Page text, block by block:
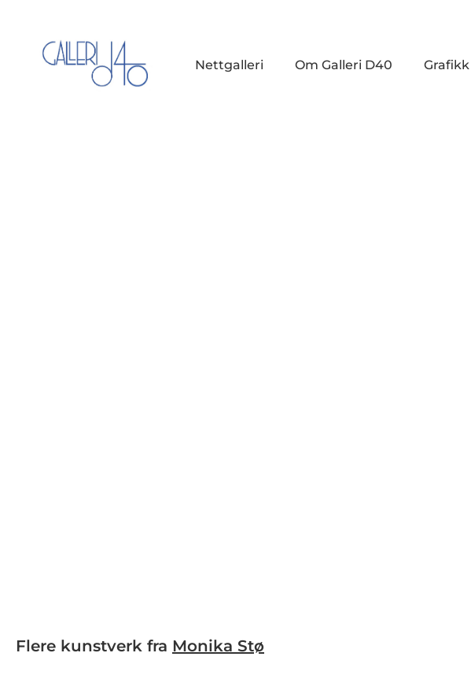
Nettgalleri Om Galleri D40 Grafikk
Flere kunstverk fra Monika Stø